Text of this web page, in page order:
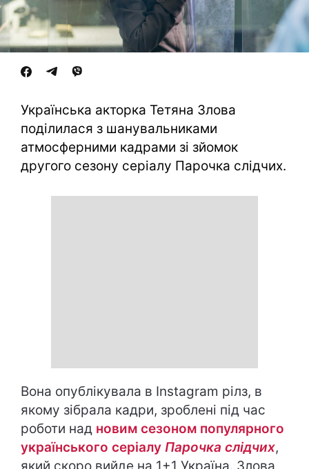
Українська акторка Тетяна Злова
поділилася з шанувальниками
атмосферними кадрами зі зйомок
другого сезону серіалу Парочка слідчих.
Вона опублікувала в Instagram рілз, в
якому зібрала кадри, зроблені під час
роботи над новим сезоном популярного
українського серіалу Парочка слідчих,